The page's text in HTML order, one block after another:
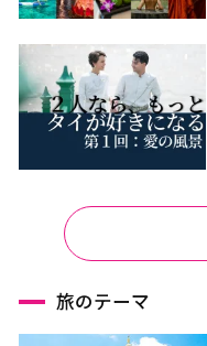
旅のテーマ